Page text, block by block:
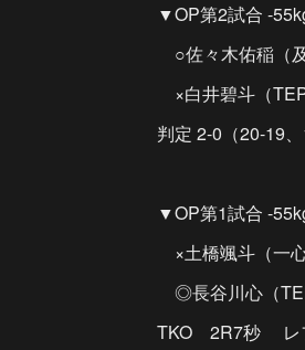
▼OP第2試合 -
○佐々木佑稲（
×白井碧斗（
判定 2-0（20-19、
▼OP第1試合 -
×土橋颯斗（一心
◎長谷川心（
TKO 2R7秒 レ